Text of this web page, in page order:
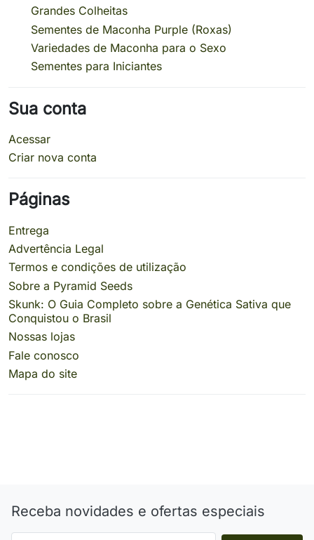
Grandes Colheitas
Sementes de Maconha Purple (Roxas)
Variedades de Maconha para o Sexo
Sementes para Iniciantes
Sua conta
Acessar
Criar nova conta
Páginas
Entrega
Advertência Legal
Termos e condições de utilização
Sobre a Pyramid Seeds
Skunk: O Guia Completo sobre a Genética Sativa que
Conquistou o Brasil
Nossas lojas
Fale conosco
Mapa do site
Receba novidades e ofertas especiais